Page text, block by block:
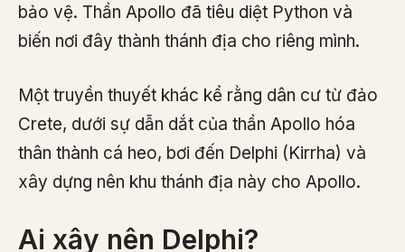
bảo vệ. Thần Apollo đã tiêu diệt Python và
biến nơi đây thành thánh địa cho riêng mình.
Một truyền thuyết khác kể rằng dân cư từ đảo
Crete, dưới sự dẫn dắt của thần Apollo hóa
thân thành cá heo, bơi đến Delphi (Kirrha) và
xây dựng nên khu thánh địa này cho Apollo.
Ai xây nên Delphi?